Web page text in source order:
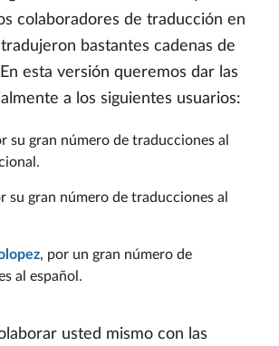
colaboradores de traducción en
bastantes cadenas de
esta versión queremos dar las
a los siguientes usuarios:
su gran número de traducciones al
su gran número de traducciones al
, por un gran número de
al español.
usted mismo con las